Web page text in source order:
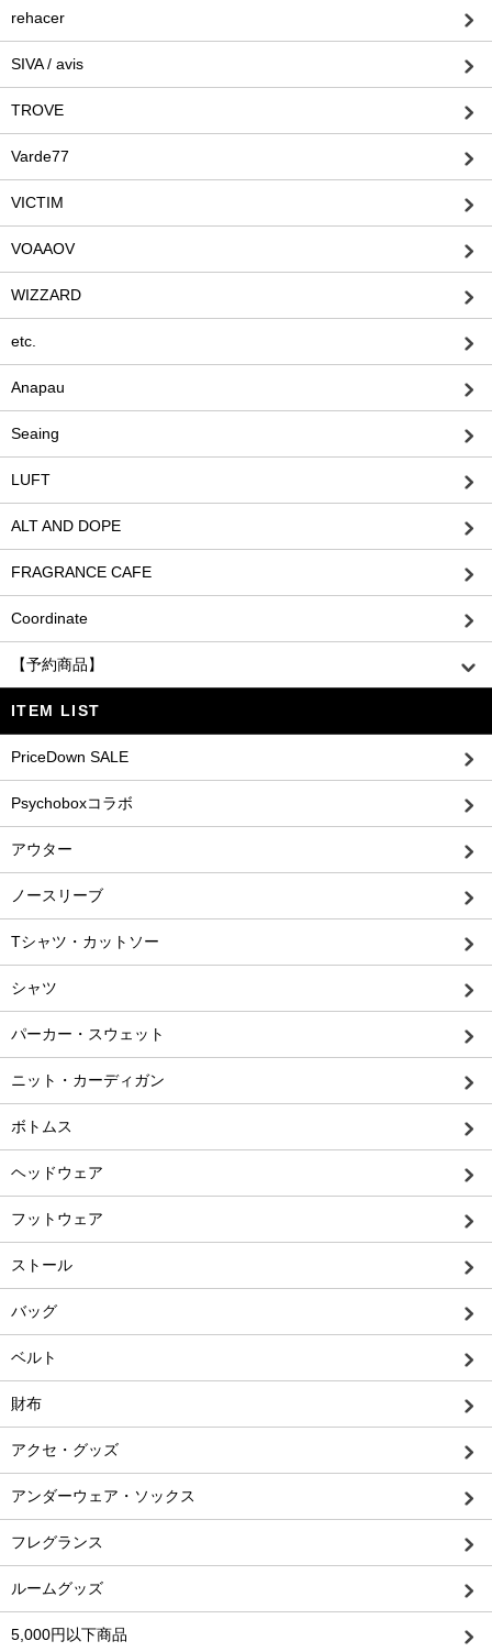
rehacer
SIVA / avis
TROVE
Varde77
VICTIM
VOAAOV
WIZZARD
etc.
Anapau
Seaing
LUFT
ALT AND DOPE
FRAGRANCE CAFE
Coordinate
【予約商品】
ITEM LIST
PriceDown SALE
Psychoboxコラボ
アウター
ノースリーブ
Tシャツ・カットソー
シャツ
パーカー・スウェット
ニット・カーディガン
ボトムス
ヘッドウェア
フットウェア
ストール
バッグ
ベルト
財布
アクセ・グッズ
アンダーウェア・ソックス
フレグランス
ルームグッズ
5,000円以下商品